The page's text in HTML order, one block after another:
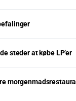
steder at købe LP’er